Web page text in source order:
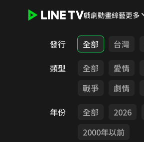
戲劇動畫綜藝更多
發行 全部 台灣
類型
全部 愛情
戰爭
劇情
年份
全部 2026
2000年以前